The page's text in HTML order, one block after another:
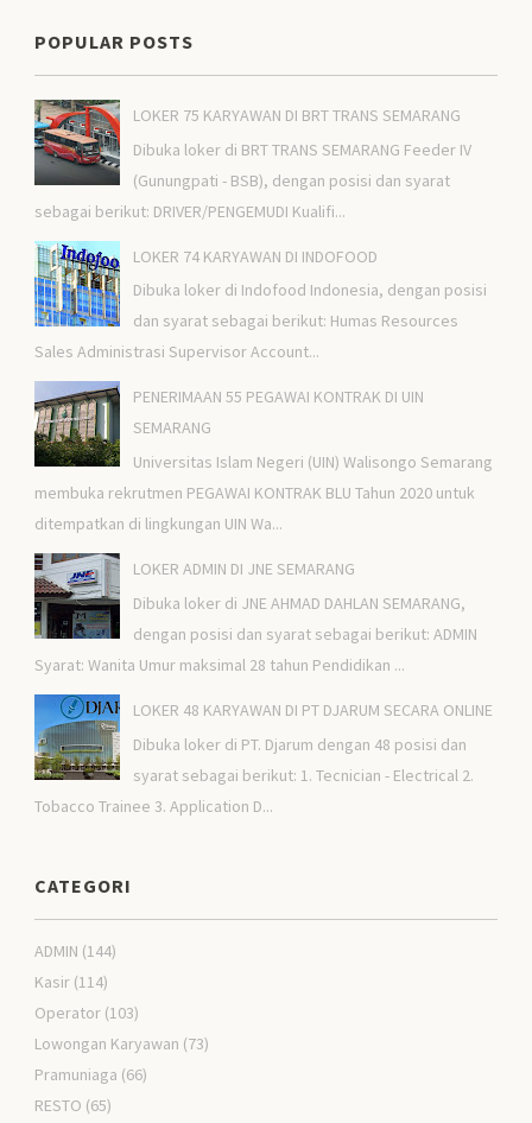
POPULAR POSTS
LOKER 75 KARYAWAN DI BRT TRANS SEMARANG
Dibuka loker di BRT TRANS SEMARANG Feeder IV
(Gunungpati - BSB), dengan posisi dan syarat
sebagai berikut: DRIVER/PENGEMUDI Kualifi...
LOKER 74 KARYAWAN DI INDOFOOD
Dibuka loker di Indofood Indonesia, dengan posisi
dan syarat sebagai berikut: Humas Resources
Sales Administrasi Supervisor Account...
PENERIMAAN 55 PEGAWAI KONTRAK DI UIN
SEMARANG
Universitas Islam Negeri (UIN) Walisongo Semarang
membuka rekrutmen PEGAWAI KONTRAK BLU Tahun 2020 untuk
ditempatkan di lingkungan UIN Wa...
LOKER ADMIN DI JNE SEMARANG
Dibuka loker di JNE AHMAD DAHLAN SEMARANG,
dengan posisi dan syarat sebagai berikut: ADMIN
Syarat: Wanita Umur maksimal 28 tahun Pendidikan ...
LOKER 48 KARYAWAN DI PT DJARUM SECARA ONLINE
Dibuka loker di PT. Djarum dengan 48 posisi dan
syarat sebagai berikut: 1. Tecnician - Electrical 2.
Tobacco Trainee 3. Application D...
CATEGORI
ADMIN (144)
Kasir (114)
Operator (103)
Lowongan Karyawan (73)
Pramuniaga (66)
RESTO (65)